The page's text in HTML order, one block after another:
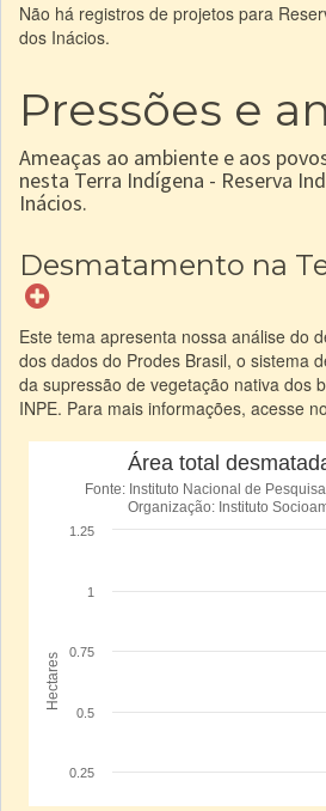
Não há registros de projetos para
dos Inácios.
Pressões e
Ameaças ao ambiente e aos
nesta Terra Indígena - Reserva
Inácios.
Desmatamento na
Este tema apresenta nossa análise do
dos dados do Prodes Brasil, o sistema
da supressão de vegetação nativa dos
INPE. Para mais informações, acesse